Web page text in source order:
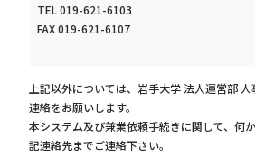
TEL 019-621-6103
FAX 019-621-6107
上記以外については、岩手大学 法人運営部
連絡をお願いします。
本システム及び兼業依頼手続きに関して、何
記連絡先までご連絡下さい。